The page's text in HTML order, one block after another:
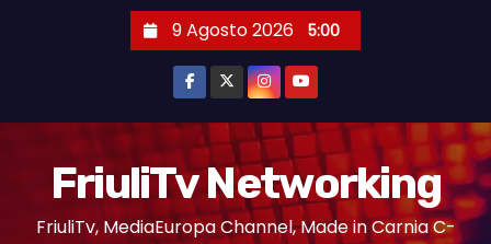
9 Agosto 2026 5:00
FriuliTv Networking
FriuliTv, MediaEuropa Channel, Made in Carnia C-